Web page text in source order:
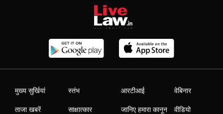
मुख्य सुर्खियां
ताजा खबरें
स्तंभ
साक्षात्कार
आरटीआई
जानिए हमारा कानून
वेबिनार
वीडियो